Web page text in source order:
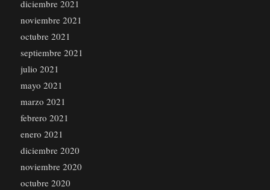
diciembre 2021
noviembre 2021
octubre 2021
septiembre 2021
julio 2021
mayo 2021
marzo 2021
febrero 2021
enero 2021
diciembre 2020
noviembre 2020
octubre 2020